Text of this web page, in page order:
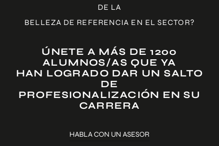
DE LA
BELLEZA DE REFERENCIA EN EL SECTOR?
ÚNETE A MÁS DE 1200
ALUMNOS/AS QUE YA
HAN LOGRADO DAR UN SALTO
DE
PROFESIONALIZACIÓN EN SU
CARRERA
HABLA CON UN ASESOR